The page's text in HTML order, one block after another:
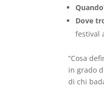
Dove
festival
“Cosa
in grado
di chi